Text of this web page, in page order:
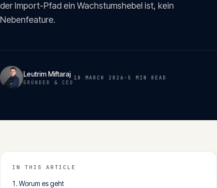
Insights
Glossar 06
Kontakt
der Import-Pfad ein Wachstumshebel ist, kein
Nebenfeature.
Leutrim Miftaraj
GRÜNDER & CEO
18 MARCH 2026 · 5 MIN READ
IN THIS ARTICLE
Worum es geht